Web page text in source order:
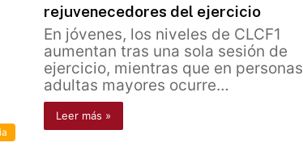
rejuvenecedores del ejercicio
En jóvenes, los niveles de CLCF1
aumentan tras una sola sesión de
ejercicio, mientras que en personas
adultas mayores ocurre…
Leer más »